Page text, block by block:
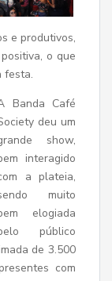
e produtivos,
o que
festa.
Banda Café
deu um
show,
interagido
a plateia,
muito
elogiada
público
de 3.500
com